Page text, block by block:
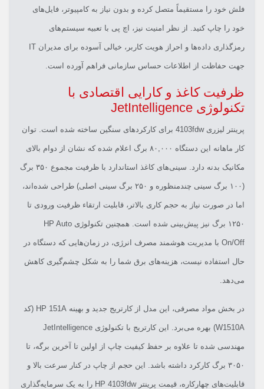
فلش خود را مستقیماً متصل کرده و بدون نیاز به کامپیوتر، فایل‌های
خود را چاپ کنید. از نظر امنیت نیز، اچ پی با تعبیه سیستم‌های
رمزگذاری داده‌ها و احراز هویت کاربر، خیالی آسوده برای مدیران IT
جهت حفاظت از اطلاعات حساس سازمانی فراهم آورده است.
ظرفیت کاغذ و کارایی اقتصادی با
تکنولوژی JetIntelligence
پرینتر لیزری 4103fdw برای کارکردهای سنگین ساخته شده است. توان
کار ماهانه این دستگاه ۸۰,۰۰۰ برگ اعلام شده که نشان از دوام بالای
مکانیک بدنه دارد. سینی‌های کاغذ استاندارد با ظرفیت مجموع ۳۵۰ برگ
(۱۰۰ برگ سینی چندمنظوره و ۲۵۰ برگ سینی اصلی) طراحی شده‌اند،
اما در صورت نیاز به حجم کاری بالاتر، قابلیت ارتقاء ظرفیت ورودی تا
۱۲۵۰ برگ نیز پیش‌بینی شده است. همچنین تکنولوژی HP Auto
On/Off با مدیریت هوشمند مصرف انرژی، در زمان‌هایی که دستگاه در
حال استفاده نیست، هزینه‌های برق شما را به شکل چشم‌گیری کاهش
می‌دهد.
در بخش مواد مصرفی، این مدل از کارتریج جدید و بهینه HP 151A (کد
W1510A) بهره می‌برد. این کارتریج با تکنولوژی JetIntelligence
مهندسی شده تا علاوه بر حفظ کیفیت چاپ از اولین تا آخرین برگه، تا
۳۰۵۰ برگ کارکرد داشته باشد. این حجم از چاپ در کنار سرعت بالا و
قابلیت‌های چهارکاره، قیمت پرینتر HP 4103fdw را به یک سرمایه‌گذاری